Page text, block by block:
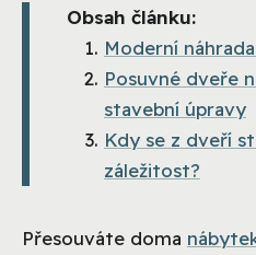
Obsah článku:
Moderní
Posuvné dveře
stavební úpravy
Kdy se z dveří
záležitost?
Přesouváte doma